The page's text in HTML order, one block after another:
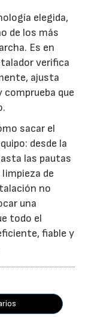
elegida,
de los más
Es en
verifica
ajusta
que
sacar el
desde la
las pautas
de
no
una
todo el
fiable y